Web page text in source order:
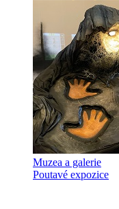
Muzea a galerie
Poutavé expozice